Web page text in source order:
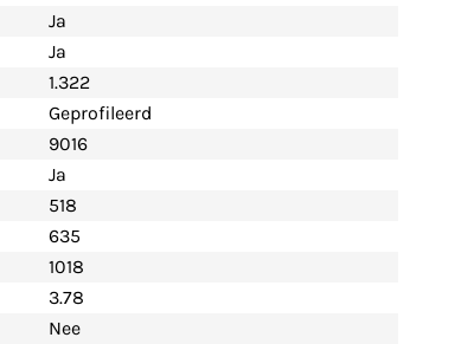
Ja
Ja
1.322
Geprofileerd
9016
Ja
518
635
1018
3.78
Nee